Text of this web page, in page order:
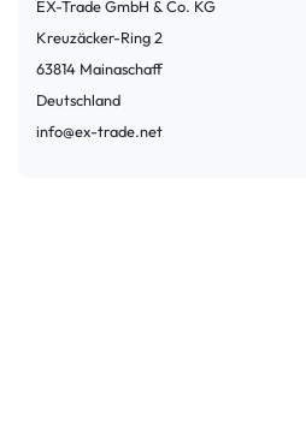
EX-Trade GmbH & Co. KG
Kreuzäcker-Ring2
63814 Mainaschaff
Deutschland
info@ex-trade.net